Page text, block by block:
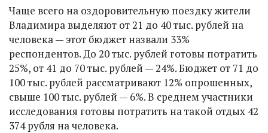
Чаще всего на оздоровительную поездку жители
Владимира выделяют от 21 до 40 тыс. рублей на
человека — этот бюджет назвали 33%
респондентов. До 20 тыс. рублей готовы потратить
25%, от 41 до 70 тыс. рублей — 24%. Бюджет от 71 до
100 тыс. рублей рассматривают 12% опрошенных,
свыше 100 тыс. рублей — 6%. В среднем участники
исследования готовы потратить на такой отдых 42
374 рубля на человека.